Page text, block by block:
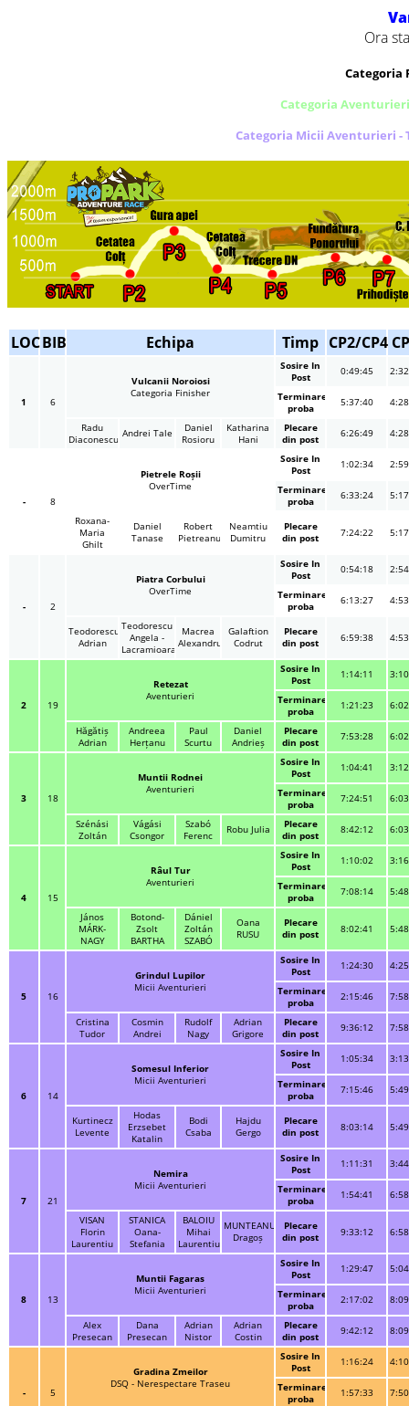
Ora
Categoria
Categoria
Categoria Micii Aventurieri -
LOCBIB Echipa Timp CP2/CP4
1 6
Vulcanii Noroiosi
Categoria Finisher
Sosire In
Post
0:49:45
Terminare
proba
5:37:40
Radu
Diaconescu
Andrei Tale
Daniel
Rosioru
Katharina
Hani
Plecare
din post
6:26:49
- 8
Pietrele Roșii
OverTime
Sosire In
Post
1:02:34
Terminare
proba
6:33:24
Roxana-
Maria
Ghilt
Daniel
Tanase
Robert
Pietreanu
Neamtiu
Dumitru
Plecare
din post
7:24:22
- 2
Piatra Corbului
OverTime
Sosire In
Post
0:54:18
Terminare
proba
6:13:27
Teodorescu
Adrian
Teodorescu
Angela -
Lacramioara
Macrea
Alexandru
Galaftion
Codrut
Plecare
din post
6:59:38
2 19
Retezat
Aventurieri
Sosire In
Post
1:14:11
Terminare
proba
1:21:23
Hăgătiș
Adrian
Andreea
Herțanu
Paul
Scurtu
Daniel
Andrieș
Plecare
din post
7:53:28
3 18
Muntii Rodnei
Aventurieri
Sosire In
Post
1:04:41
Terminare
proba
7:24:51
Szénási
Zoltán
Vágási
Csongor
Szabó
Ferenc
Robu Julia
Plecare
din post
8:42:12
4 15
Râul Tur
Aventurieri
Sosire In
Post
1:10:02
Terminare
proba
7:08:14
János
MÁRK-
NAGY
Botond-
Zsolt
BARTHA
Dániel
Zoltán
SZABÓ
Oana
RUSU
Plecare
din post
8:02:41
5 16
Grindul Lupilor
Micii Aventurieri
Sosire In
Post
1:24:30
Terminare
proba
2:15:46
Cristina
Tudor
Cosmin
Andrei
Rudolf
Nagy
Adrian
Grigore
Plecare
din post
9:36:12
6 14
Somesul Inferior
Micii Aventurieri
Sosire In
Post
1:05:34
Terminare
proba
7:15:46
Kurtinecz
Levente
Hodas
Erzsebet
Katalin
Bodi
Csaba
Hajdu
Gergo
Plecare
din post
8:03:14
7 21
Nemira
Micii Aventurieri
Sosire In
Post
1:11:31
Terminare
proba
1:54:41
VISAN
Florin
Laurentiu
STANICA
Oana-
Stefania
BALOIU
Mihai
Laurentiu
MUNTEANU
Dragoș
Plecare
din post
9:33:12
8 13
Muntii Fagaras
Micii Aventurieri
Sosire In
Post
1:29:47
Terminare
proba
2:17:02
Alex
Presecan
Dana
Presecan
Adrian
Nistor
Adrian
Costin
Plecare
din post
9:42:12
- 5
Gradina Zmeilor
DSQ - Nerespectare Traseu
Sosire In
Post
1:16:24
Terminare
proba
1:57:33